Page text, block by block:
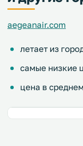
aegeanair.com
летает из
самые низкие
цена в среднем